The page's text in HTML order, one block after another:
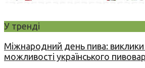
У тренді
Міжнародний день пива: виклики
можливості українського